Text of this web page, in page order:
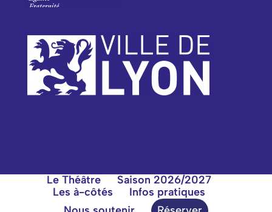
Le Théâtre
Saison 2026/2027
Les à-côtés
Infos pratiques